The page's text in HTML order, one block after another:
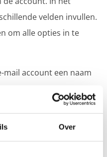
Over
velden invullen.
om alle opties in te
mail account een naam
hier invult zal
ontvangers van uw e-
vult u
in.kinamo.be:993